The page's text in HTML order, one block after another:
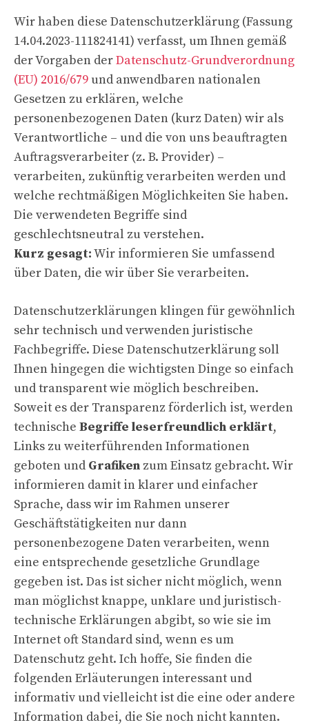
Wir haben diese Datenschutzerklärung (Fassung
14.04.2023-111824141) verfasst, um Ihnen gemäß
der Vorgaben derDatenschutz-Grundverordnung
(EU) 2016/679 und anwendbaren nationalen
Gesetzen zu erklären, welche
personenbezogenen Daten (kurz Daten) wir als
Verantwortliche – und die von uns beauftragten
Auftragsverarbeiter (z. B. Provider) –
verarbeiten, zukünftig verarbeiten werden und
welche rechtmäßigen Möglichkeiten Sie haben.
Die verwendeten Begriffe sind
geschlechtsneutral zu verstehen.
Kurz gesagt:Wir informieren Sie umfassend
über Daten, die wir über Sie verarbeiten.
Datenschutzerklärungen klingen für gewöhnlich
sehr technisch und verwenden juristische
Fachbegriffe. Diese Datenschutzerklärung soll
Ihnen hingegen die wichtigsten Dinge so einfach
und transparent wie möglich beschreiben.
Soweit es der Transparenz förderlich ist, werden
technische Begriffe leserfreundlich erklärt,
Links zu weiterführenden Informationen
geboten und Grafiken zum Einsatz gebracht. Wir
informieren damit in klarer und einfacher
Sprache, dass wir im Rahmen unserer
Geschäftstätigkeiten nur dann
personenbezogene Daten verarbeiten, wenn
eine entsprechende gesetzliche Grundlage
gegeben ist. Das ist sicher nicht möglich, wenn
man möglichst knappe, unklare und juristisch-
technische Erklärungen abgibt, so wie sie im
Internet oft Standard sind, wenn es um
Datenschutz geht. Ich hoffe, Sie finden die
folgenden Erläuterungen interessant und
informativ und vielleicht ist die eine oder andere
Information dabei, die Sie noch nicht kannten.